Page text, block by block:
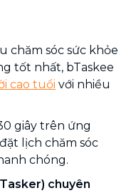
chăm sóc sức khỏe
tốt nhất, bTaskee
cao tuổi với nhiều
giây trên ứng
lịch chăm sóc
chóng.
chuyên